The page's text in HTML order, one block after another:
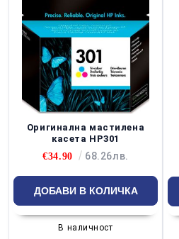
Оригинална мастилена
касета HP301
€34.90
68.26лв.
В наличност